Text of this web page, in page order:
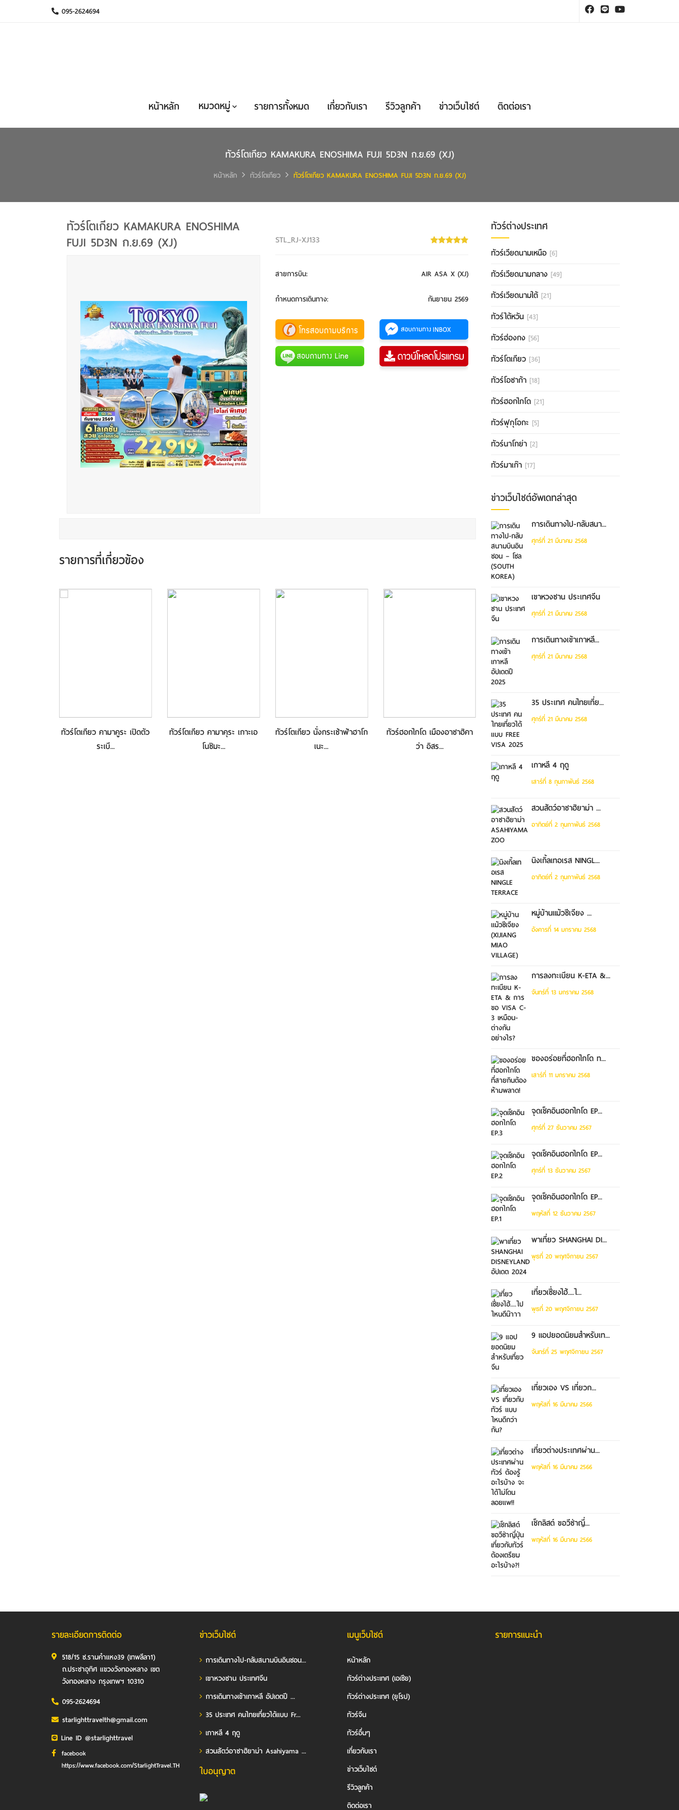
095-2624694
หน้าหลัก หมวดหมู่ รายการทั้งหมด เกี่ยวกับเรา รีวิวลูกค้า ข่าวเว็บไซต์ ติดต่อเรา
ทัวร์โตเกียว KAMAKURA ENOSHIMA FUJI 5D3N ก.ย.69 (XJ)
หน้าหลัก ทัวร์โตเกียว ทัวร์โตเกียว KAMAKURA ENOSHIMA FUJI 5D3N ก.ย.69 (XJ)
ทัวร์โตเกียว KAMAKURA ENOSHIMA
FUJI 5D3N ก.ย.69 (XJ)
STL_RJ-XJ133
สายการบิน: AIR ASA X (XJ)
กำหนดการเดินทาง: กันยายน 2569
รายการที่เกี่ยวข้อง
ทัวร์โตเกียว คามาคูระ เปิดตัว
ระเบี...
ทัวร์โตเกียว คามาคุระ เกาะเอ
โนชิมะ...
ทัวร์โตเกียว นั่งกระเช้าฟ้าฮาโก
เนะ...
ทัวร์ฮอกไกโด เมืองอาซาฮิคา
ว่า อิสร...
ทัวร์โตเกียว คามาคูระ เปิดตัว
ทัวร์ต่างประเทศ
ทัวร์เวียดนามเหนือ [6]
ทัวร์เวียดนามกลาง [49]
ทัวร์เวียดนามใต้ [21]
ทัวร์ไต้หวัน [43]
ทัวร์ฮ่องกง [56]
ทัวร์โตเกียว [36]
ทัวร์โอซาก้า [18]
ทัวร์ฮอกไกโด [21]
ทัวร์ฟุกุโอกะ [5]
ทัวร์นาโกย่า [2]
ทัวร์มาเก๊า [17]
ข่าวเว็บไซต์อัพเดทล่าสุด
การเดินทางไป-กลับสนา...
ศุกร์ที่ 21 มีนาคม 2568
เขาหวงซาน ประเทศจีน
ศุกร์ที่ 21 มีนาคม 2568
การเดินทางเข้าเกาหลี...
ศุกร์ที่ 21 มีนาคม 2568
35 ประเทศ คนไทยเที่ย...
ศุกร์ที่ 21 มีนาคม 2568
เกาหลี 4 ฤดู
เสาร์ที่ 8 กุมภาพันธ์ 2568
สวนสัตว์อาซาฮิยาม่า ...
อาทิตย์ที่ 2 กุมภาพันธ์ 2568
นิงเกิ้ลเทอเรส NINGL...
อาทิตย์ที่ 2 กุมภาพันธ์ 2568
หมู่บ้านแม้วซีเจียง ...
อังคารที่ 14 มกราคม 2568
การลงทะเบียน K-ETA &...
จันทร์ที่ 13 มกราคม 2568
ของอร่อยที่ฮอกไกโด ท...
เสาร์ที่ 11 มกราคม 2568
จุดเช็คอินฮอกไกโด EP...
ศุกร์ที่ 27 ธันวาคม 2567
จุดเช็คอินฮอกไกโด EP...
ศุกร์ที่ 13 ธันวาคม 2567
จุดเช็คอินฮอกไกโด EP...
พฤหัสที่ 12 ธันวาคม 2567
พาเที่ยว SHANGHAI DI...
พุธที่ 20 พฤศจิกายน 2567
เที่ยวเซี่ยงไฮ้....ไ...
พุธที่ 20 พฤศจิกายน 2567
9 แอปยอดนิยมสำหรับเท...
จันทร์ที่ 25 พฤศจิกายน 2567
เที่ยวเอง VS เที่ยวก...
พฤหัสที่ 16 มีนาคม 2566
เที่ยวต่างประเทศผ่าน...
พฤหัสที่ 16 มีนาคม 2566
เช็กลิสต์ ขอวีซ่าญี่...
พฤหัสที่ 16 มีนาคม 2566
รายละเอียดการติดต่อ
518/15 ซ.รามคำแหง39 (เทพลีลา1)
ถ.ประชาอุทิศ แขวงวังทองหลาง เขต
วังทองหลาง กรุงเทพฯ 10310
095-2624694
starlighttravelth@gmail.com
Line ID @starlighttravel
facebook
https://www.facebook.com/StarlightTravel.TH
ข่าวเว็บไซต์
การเดินทางไป-กลับสนามบินอินชอน...
เขาหวงซาน ประเทศจีน
การเดินทางเข้าเกาหลี อัปเดตปี ...
35 ประเทศ คนไทยเที่ยวได้แบบ Fr...
เกาหลี 4 ฤดู
สวนสัตว์อาซาฮิยาม่า Asahiyama ...
ใบอนุญาต
เมนูเว็บไซต์
หน้าหลัก
ทัวร์ต่างประเทศ (เอเชีย)
ทัวร์ต่างประเทศ (ยุโรป)
ทัวร์จีน
ทัวร์อื่นๆ
เกี่ยวกับเรา
ข่าวเว็บไซต์
รีวิวลูกค้า
ติดต่อเรา
รายการแนะนำ